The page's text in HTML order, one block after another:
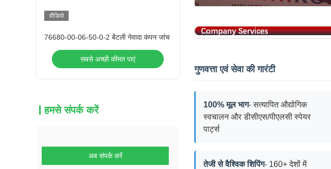
वीडियो
76680-00-06-50-0-2 बेंटली नेवादा कंपन जांच
सबसे अच्छी कीमत पाएं
हमसे संपर्क करें
अब संपर्क करें
गुणवत्ता एवं सेवा की गारंटी
100% मूल भाग- सत्यापित औद्योगिक
स्वचालन और डीसीएस/पीएलसी स्पेयर
पार्ट्स
तेजी से वैश्विक शिपिंग- 160+ देशों में